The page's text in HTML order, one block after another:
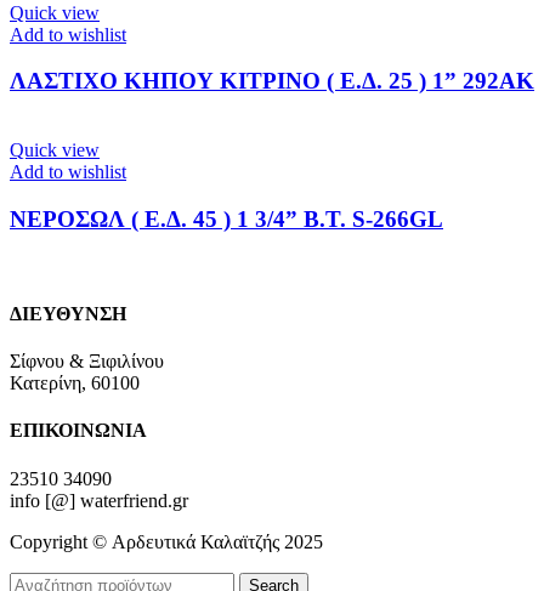
Quick view
Add to wishlist
ΛΑΣΤΙΧΟ ΚΗΠΟΥ ΚΙΤΡΙΝΟ ( Ε.Δ. 25 ) 1” 292ΑΚ
Quick view
Add to wishlist
ΝΕΡΟΣΩΛ ( Ε.Δ. 45 ) 1 3/4” Β.Τ. S-266GL
ΔΙΕΥΘΥΝΣΗ
Σίφνου & Ξιφιλίνου
Κατερίνη, 60100
ΕΠΙΚΟΙΝΩΝΙΑ
23510 34090
info [@] waterfriend.gr
Copyright © Αρδευτικά Καλαϊτζής 2025
Search